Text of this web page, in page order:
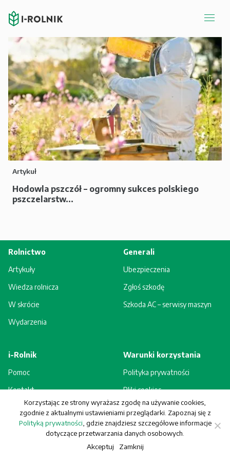
Artykuł
Hodowla pszczół – ogromny sukces polskiego
pszczelarstw...
Rolnictwo
Artykuły
Wiedza rolnicza
W skrócie
Wydarzenia
Generali
Ubezpieczenia
Zgłoś szkodę
Szkoda AC – serwisy maszyn
i-Rolnik
Pomoc
Kontakt
Rejestracja - korzyści
Warunki korzystania
Polityka prywatności
Pliki cookies
Regulamin
© Generali Towarzystwo Ubezpieczeń S.A. Wszelkie prawa zastrzeżone.
Korzystając ze strony wyrażasz zgodę na używanie cookies,
zgodnie z aktualnymi ustawieniami przeglądarki. Zapoznaj się z
Polityką prywatności , gdzie znajdziesz szczegółowe informacje
dotyczące przetwarzania danych osobowych.
Akceptuj Zamknij